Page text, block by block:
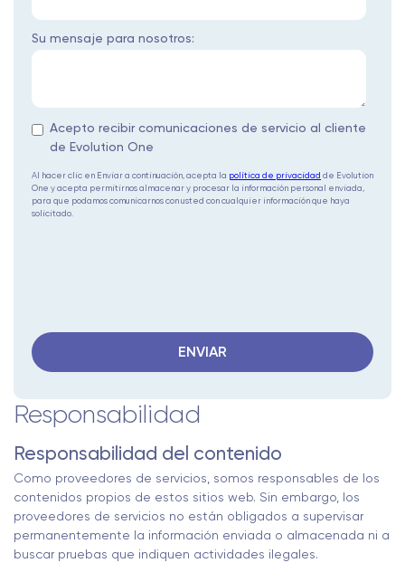
Responsabilidad
Responsabilidad del contenido
Como proveedores de servicios, somos responsables de los
contenidos propios de estos sitios web. Sin embargo, los
proveedores de servicios no están obligados a supervisar
permanentemente la información enviada o almacenada ni a
buscar pruebas que indiquen actividades ilegales.
Su mensaje para nosotros:
Acepto recibir comunicaciones de servicio al cliente
de Evolution One
Al hacer clic en Enviar a continuación, acepta la política de privacidad de Evolution
One y acepta permitirnos almacenar y procesar la información personal enviada,
para que podamos comunicarnos con usted con cualquier información que haya
solicitado.